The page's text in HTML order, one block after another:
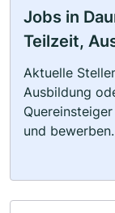
Jobs in
Teilzeit,
Aktuelle
Ausbildung
und bewerben.